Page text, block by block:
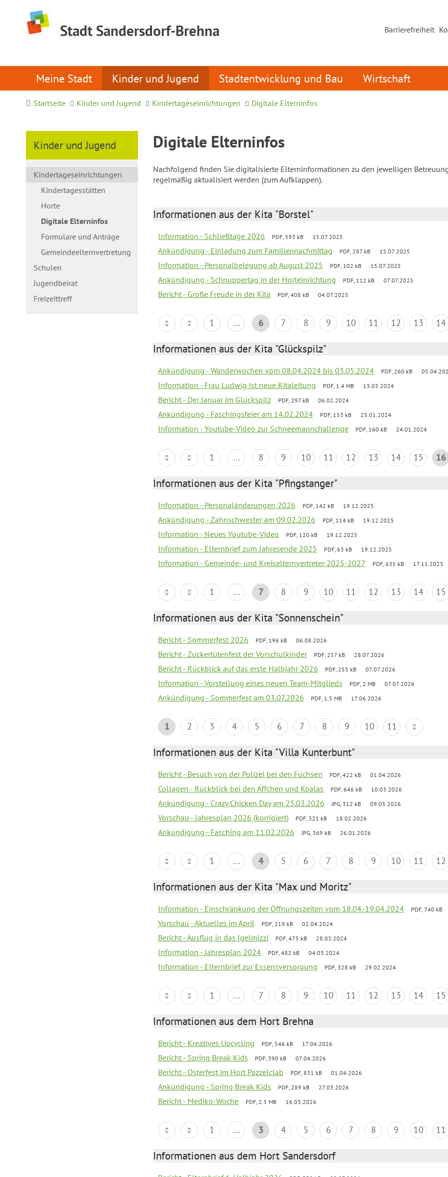
Stadt Sandersdorf-Brehna Barrierefreiheit
Meine Stadt Kinder und Jugend Stadtentwicklung und Bau Wirtschaft
Startseite Kinder und Jugend Kindertageseinrichtungen Digitale Elterninfos
Kinder und Jugend
Kindertageseinrichtungen
Kindertagesstätten
Horte
Digitale Elterninfos
Formulare und Anträge
Gemeindeelternvertretung
Schulen
Jugendbeirat
Freizeittreff
Digitale Elterninfos
Nachfolgend finden Sie digitalisierte Elterninformationen zu den jeweiligen
regelmäßig aktualisiert werden (zum Aufklappen).
Informationen aus der Kita "Borstel"
Information - Schließtage 2026 PDF, 593 kB 15.07.2025
Ankündigung - Einladung zum Familiennachmittag PDF, 287 kB 15.07.2025
Information - Personalbelegung ab August 2025 PDF, 102 kB 15.07.2025
Ankündigung - Schnuppertag in der Horteinrichtung PDF, 112 kB 07.07.2025
Bericht - Große Freude in der Kita PDF, 408 kB 04.07.2025
1 ... 6 7 8 9 10 11 12 13 14
Informationen aus der Kita "Glückspilz"
Ankündigung - Wanderwochen vom 08.04.2024 bis 03.05.2024 PDF, 260 kB
Information - Frau Ludwig ist neue Kitaleitung PDF, 1.4 MB 13.03.2024
Bericht - Der Januar im Glückspilz PDF, 297 kB 06.02.2024
Ankündigung - Faschingsfeier am 14.02.2024 PDF, 153 kB 25.01.2024
Information - Youtube-Video zur Schneemannchallenge PDF, 160 kB 24.01.2024
1 ... 8 9 10 11 12 13 14 15 16
Informationen aus der Kita "Pfingstanger"
Information - Personaländerungen 2026 PDF, 142 kB 19.12.2025
Ankündigung - Zahnschwester am 09.02.2026 PDF, 114 kB 19.12.2025
Information - Neues Youtube-Video PDF, 120 kB 19.12.2025
Information - Elternbrief zum Jahresende 2025 PDF, 63 kB 19.12.2025
Information - Gemeinde- und Kreiselternvertreter 2025-2027 PDF, 635 kB 17.11.2025
1 ... 7 8 9 10 11 12 13 14 15
Informationen aus der Kita "Sonnenschein"
Bericht - Sommerfest 2026 PDF, 196 kB 06.08.2026
Bericht - Zuckertütenfest der Vorschulkinder PDF, 257 kB 28.07.2026
Bericht - Rückblick auf das erste Halbjahr 2026 PDF, 255 kB 07.07.2026
Information - Vorstellung eines neuen Team-Mitglieds PDF, 2 MB 07.07.2026
Ankündigung - Sommerfest am 03.07.2026 PDF, 1.5 MB 17.06.2026
1 2 3 4 5 6 7 8 9 10 11
Informationen aus der Kita "Villa Kunterbunt"
Bericht - Besuch von der Polizei bei den Füchsen PDF, 422 kB 01.04.2026
Collagen - Rückblick bei den Äffchen und Koalas PDF, 646 kB 10.03.2026
Ankündigung - Crazy Chicken Day am 25.03.2026 JPG, 312 kB 09.03.2026
Vorschau - Jahresplan 2026 (korrigiert) PDF, 321 kB 18.02.2026
Ankündigung - Fasching am 11.02.2026 JPG, 369 kB 26.01.2026
1 ... 4 5 6 7 8 9 10 11 12
Informationen aus der Kita "Max und Moritz"
Information - Einschränkung der Öffnungszeiten vom 18.04.-19.04.2024 PDF, 740 kB
Vorschau - Aktuelles im April PDF, 219 kB 02.04.2024
Bericht - Ausflug in das Igelmizzi PDF, 475 kB 28.03.2024
Information - Jahresplan 2024 PDF, 482 kB 04.03.2024
Information - Elternbrief zur Essensversorgung PDF, 328 kB 29.02.2024
1 ... 7 8 9 10 11 12 13 14 15
Informationen aus dem Hort Brehna
Bericht - Kreatives Upcycling PDF, 546 kB 17.04.2026
Bericht - Spring Break Kids PDF, 390 kB 07.04.2026
Bericht - Osterfest im Hort Pazzelclab PDF, 831 kB 01.04.2026
Ankündigung - Spring Break Kids PDF, 289 kB 27.03.2026
Bericht - Mediko-Woche PDF, 2.5 MB 16.03.2026
1 ... 3 4 5 6 7 8 9 10 11
Informationen aus dem Hort Sandersdorf